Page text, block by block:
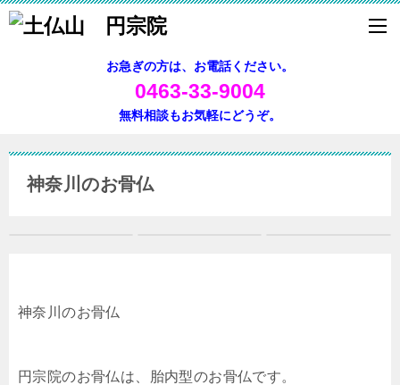
お急ぎの方は、お電話ください。
0463-33-9004
無料相談もお気軽にどうぞ。
神奈川のお骨仏
神奈川のお骨仏
円宗院のお骨仏は、胎内型のお骨仏です。